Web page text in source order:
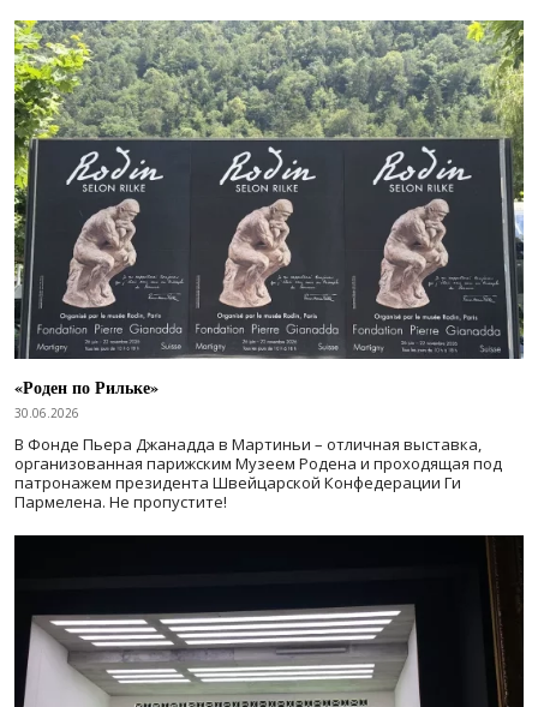
«Роден по Рильке»
30.06.2026
В Фонде Пьера Джанадда в Мартиньи – отличная выставка,
организованная парижским Музеем Родена и проходящая под
патронажем президента Швейцарской Конфедерации Ги
Пармелена. Не пропустите!